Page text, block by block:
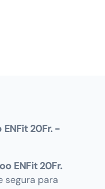
20Fr. -
ENFit 20Fr.
segura para